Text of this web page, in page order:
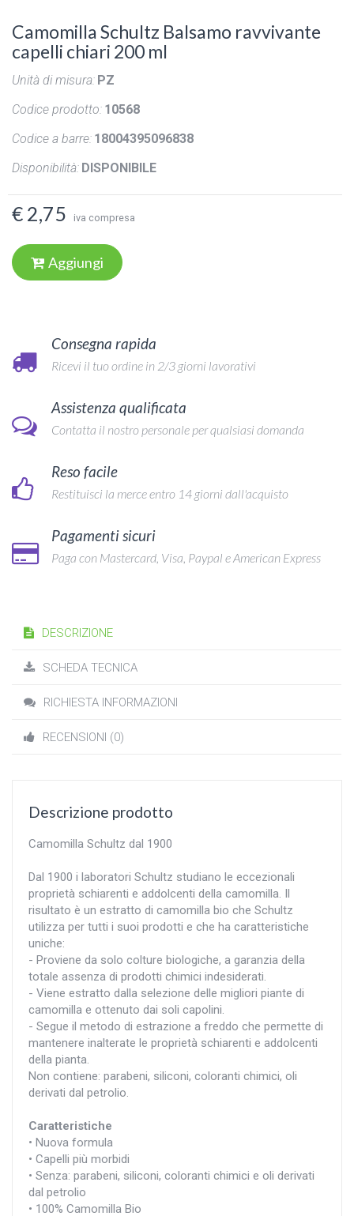
Camomilla Schultz Balsamo ravvivante
capelli chiari 200 ml
Unità di misura: PZ
Codice prodotto: 10568
Codice a barre: 18004395096838
Disponibilità: DISPONIBILE
€ 2,75 iva compresa
Aggiungi
Consegna rapida
Ricevi il tuo ordine in 2/3 giorni lavorativi
Assistenza qualificata
Contatta il nostro personale per qualsiasi domanda
Reso facile
Restituisci la merce entro 14 giorni dall'acquisto
Pagamenti sicuri
Paga con Mastercard, Visa, Paypal e American Express
DESCRIZIONE
SCHEDA TECNICA
RICHIESTA INFORMAZIONI
RECENSIONI (0)
Descrizione prodotto
Camomilla Schultz dal 1900
Dal 1900 i laboratori Schultz studiano le eccezionali
proprietà schiarenti e addolcenti della camomilla. Il
risultato è un estratto di camomilla bio che Schultz
utilizza per tutti i suoi prodotti e che ha caratteristiche
uniche:
- Proviene da solo colture biologiche, a garanzia della
totale assenza di prodotti chimici indesiderati.
- Viene estratto dalla selezione delle migliori piante di
camomilla e ottenuto dai soli capolini.
- Segue il metodo di estrazione a freddo che permette di
mantenere inalterate le proprietà schiarenti e addolcenti
della pianta.
Non contiene: parabeni, siliconi, coloranti chimici, oli
derivati dal petrolio.
Caratteristiche
• Nuova formula
• Capelli più morbidi
• Senza: parabeni, siliconi, coloranti chimici e oli derivati
dal petrolio
• 100% Camomilla Bio